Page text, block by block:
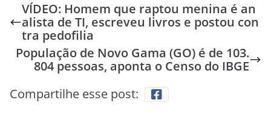
VÍDEO: Homem que raptou menina é an
alista de TI, escreveu livros e postou con
tra pedofilia
População de Novo Gama (GO) é de 103.
804 pessoas, aponta o Censo do IBGE
Compartilhe esse post: